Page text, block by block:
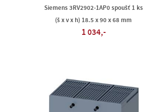
Siemens 3RV2902-1AP0 spoušť 1 ks
(š x v x h) 18.5 x 90 x 68 mm
1 034,-